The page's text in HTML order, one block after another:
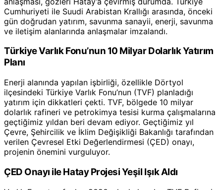
Cumhuriyeti ile Suudi Arabistan Krallığı arasında, önceki
gün doğrudan yatırım, savunma sanayii, enerji, savunma
ve iletişim alanlarında anlaşmalar imzalandı.
Türkiye Varlık Fonu’nun 10 Milyar Dolarlık Yatırım
Planı
Enerji alanında yapılan işbirliği, özellikle Dörtyol
ilçesindeki Türkiye Varlık Fonu’nun (TVF) planladığı
yatırım için dikkatleri çekti. TVF, bölgede 10 milyar
dolarlık rafineri ve petrokimya tesisi kurma çalışmalarına
geçtiğimiz yıldan beri devam ediyor. Geçtiğimiz yıl
Çevre, Şehircilik ve İklim Değişikliği Bakanlığı tarafından
verilen Çevresel Etki Değerlendirmesi (ÇED) onayı,
projenin önemini vurguluyor.
ÇED Onayı ile Hatay Projesi Yeşil Işık Aldı